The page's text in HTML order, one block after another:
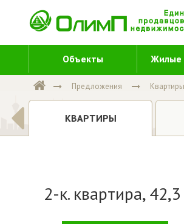
Объекты Жилые
Предложения Квартиры
КВАРТИРЫ
2-к. квартира,